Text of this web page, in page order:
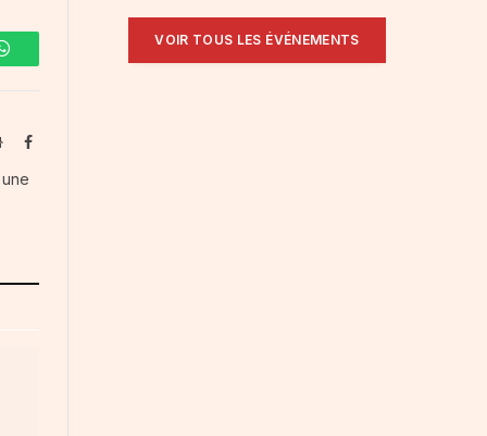
WhatsApp
WebsiteFacebook
VOIR TOUS LES ÉVÉNEMENTS